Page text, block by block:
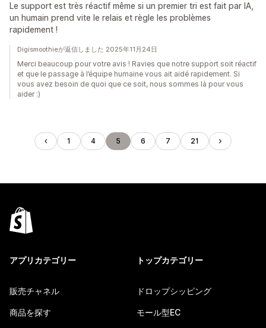
Le support est très réactif même si un premier tri est fait par IA,
un humain prend vite le relais et règle les problèmes
rapidement !
Digismoothieが返信しました 2025年11月24日
Merci beaucoup pour votre avis ! Ravies que notre support soit réactif
et que le passage à l’équipe humaine vous ait aidé rapidement. Si
vous avez besoin de quoi que ce soit, nous sommes là pour vous
aider :)
1 4 5 6 7 21
アプリカテゴリー
販売チャネル
商品を探す
トップカテゴリー
ドロップシッピング
モール型EC